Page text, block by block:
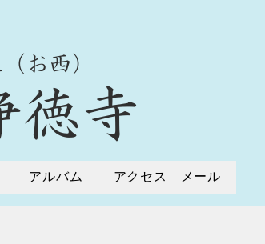
お西）
徳寺
アルバム アクセス メール